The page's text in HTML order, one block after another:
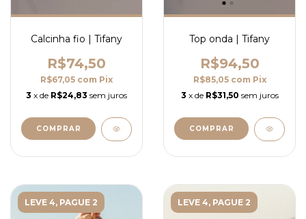
Calcinha fio | Tifany
R$74,50
R$67,05 com Pix
3 x de R$24,83 sem juros
COMPRAR
Top onda | Tifany
R$94,50
R$85,05 com Pix
3 x de R$31,50 sem juros
COMPRAR
LEVE 4, PAGUE 2 LEVE 4, PAGUE 2